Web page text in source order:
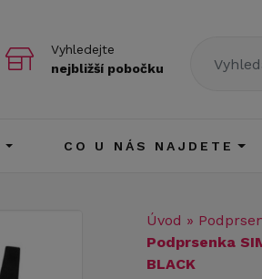
Vyhledejte
nejbližší pobočku
CO U NÁS NAJDETE
Úvod »
Podprsenka
BLACK